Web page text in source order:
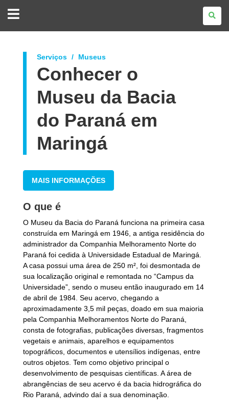
DO
Serviços Museus
Conhecer o
Museu da Bacia
do Paraná em
Maringá
MAIS INFORMAÇÕES
O que é
O Museu da Bacia do Paraná funciona na primeira casa
construída em Maringá em 1946, a antiga residência do
administrador da Companhia Melhoramento Norte do
Paraná foi cedida à Universidade Estadual de Maringá.
A casa possui uma área de 250 m², foi desmontada de
sua localização original e remontada no “Campus da
Universidade”, sendo o museu então inaugurado em 14
de abril de 1984. Seu acervo, chegando a
aproximadamente 3,5 mil peças, doado em sua maioria
pela Companhia Melhoramentos Norte do Paraná,
consta de fotografias, publicações diversas, fragmentos
vegetais e animais, aparelhos e equipamentos
topográficos, documentos e utensílios indígenas, entre
outros objetos. Tem como objetivo principal o
desenvolvimento de pesquisas científicas. A área de
abrangências de seu acervo é da bacia hidrográfica do
Rio Paraná, advindo daí a sua denominação.